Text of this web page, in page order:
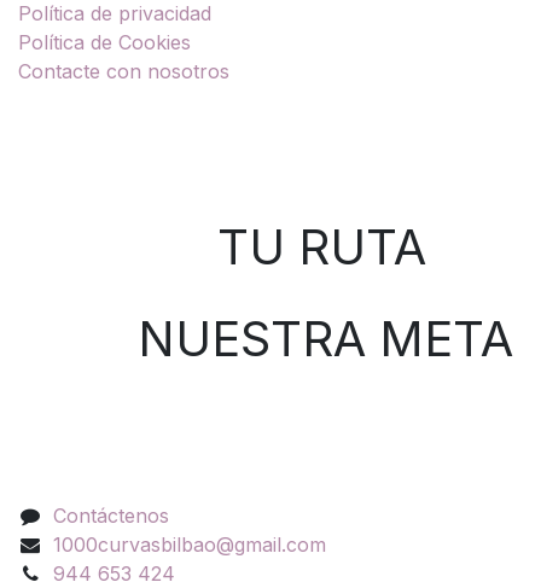
Política de privacidad
Política de Cookies
Contacte con nosotros
TU RUTA
NUESTRA META
Contáctenos
1000curvasbilbao@gmail.com
944 653 424